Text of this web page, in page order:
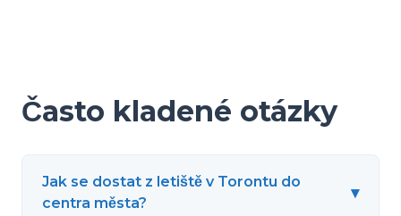
Často kladené otázky
Jak se dostat z letiště v Torontu do
centra města?
▾